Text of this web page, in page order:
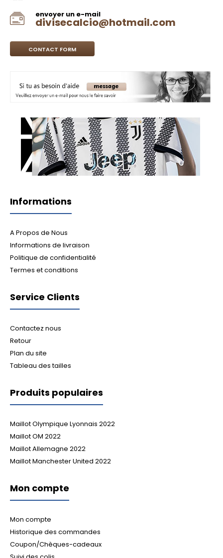
envoyer un e-mail
divisecalcio@hotmail.com
CONTACT FORM
Informations
A Propos de Nous
Informations de livraison
Politique de confidentialité
Termes et conditions
Service Clients
Contactez nous
Retour
Plan du site
Tableau des tailles
Produits populaires
Maillot Olympique Lyonnais 2022
Maillot OM 2022
Maillot Allemagne 2022
Maillot Manchester United 2022
Mon compte
Mon compte
Historique des commandes
Coupon/Chèques-cadeaux